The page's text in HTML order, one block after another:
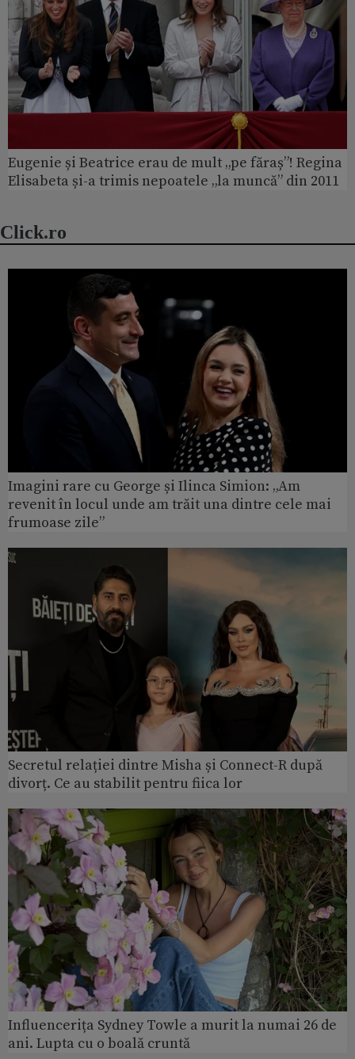
Eugenie și Beatrice erau de mult „pe făraș”! Regina
Elisabeta și-a trimis nepoatele „la muncă” din 2011
Click.ro
Imagini rare cu George și Ilinca Simion: „Am
revenit în locul unde am trăit una dintre cele mai
frumoase zile”
Secretul relației dintre Misha și Connect-R după
divorț. Ce au stabilit pentru fiica lor
Influencerița Sydney Towle a murit la numai 26 de
ani. Lupta cu o boală cruntă